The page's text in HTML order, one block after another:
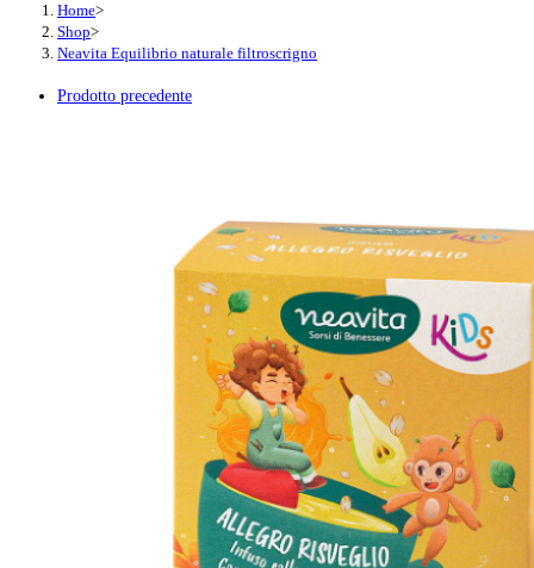
Home>
Shop>
Neavita Equilibrio naturale filtroscrigno
Prodotto precedente